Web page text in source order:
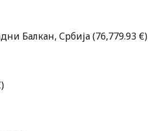
Балкан, Србија (76,779.93 €)